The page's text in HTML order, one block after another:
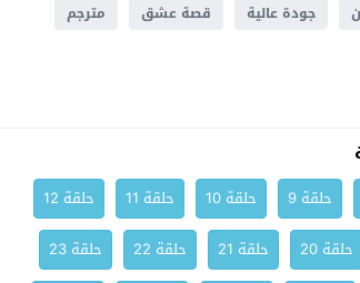
جودة عالية قصة عشق
مترجم
حلقة 9 حلقة 10 حلقة 11
حلقة 12
حلقة 20 حلقة 21 حلقة 22
حلقة 23